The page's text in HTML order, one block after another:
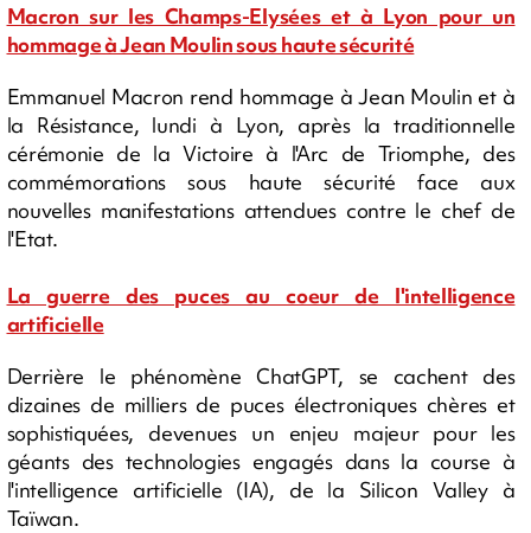
Macron sur les Champs-Elysées et à Lyon pour un
hommage à Jean Moulin sous haute sécurité
Emmanuel Macron rend hommage à Jean Moulin et à
la Résistance, lundi à Lyon, après la traditionnelle
cérémonie de la Victoire à l'Arc de Triomphe, des
commémorations sous haute sécurité face aux
nouvelles manifestations attendues contre le chef de
l'Etat.
La guerre des puces au coeur de l'intelligence
artificielle
Derrière le phénomène ChatGPT, se cachent des
dizaines de milliers de puces électroniques chères et
sophistiquées, devenues un enjeu majeur pour les
géants des technologies engagés dans la course à
l'intelligence artificielle (IA), de la Silicon Valley à
Taïwan.